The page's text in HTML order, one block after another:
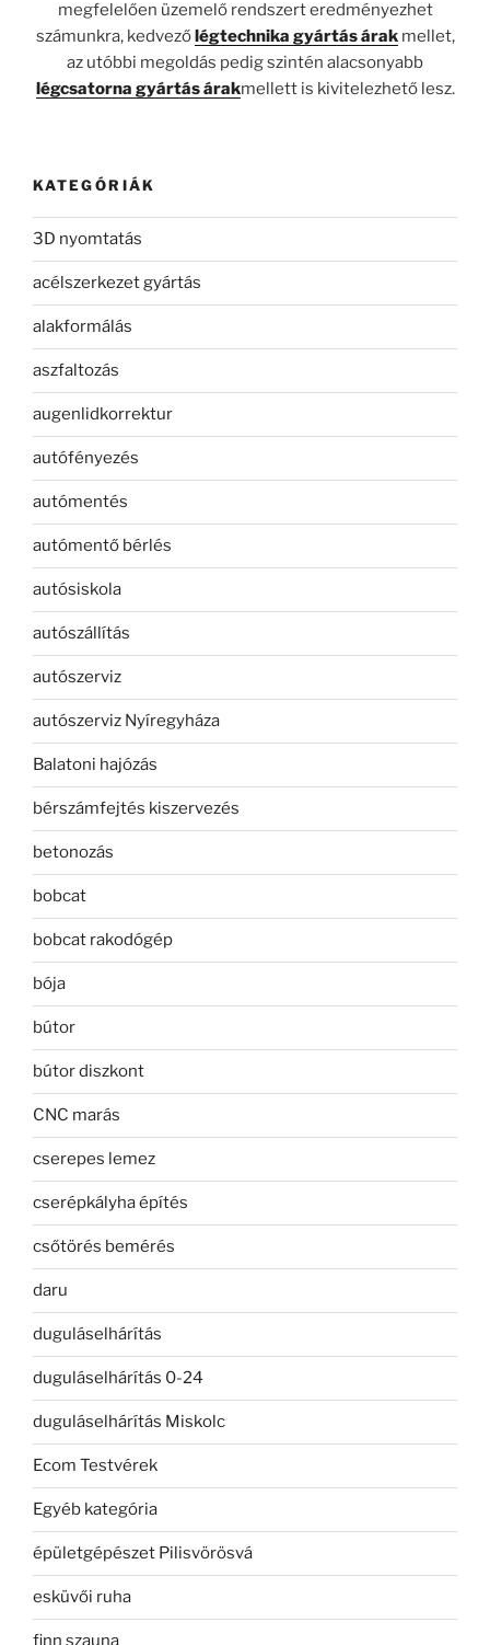
megfelelően üzemelő rendszert eredményezhet
számunkra, kedvezőlégtechnika gyártás árakmellet,
az utóbbi megoldás pedig szintén alacsonyabb
légcsatorna gyártás árakmellett is kivitelezhető lesz.
KATEGÓRIÁK
3D nyomtatás
acélszerkezet gyártás
alakformálás
aszfaltozás
augenlidkorrektur
autófényezés
autómentés
autómentő bérlés
autósiskola
autószállítás
autószerviz
autószerviz Nyíregyháza
Balatoni hajózás
bérszámfejtés kiszervezés
betonozás
bobcat
bobcat rakodógép
bója
bútor
bútor diszkont
CNC marás
cserepes lemez
cserépkályha építés
csőtörés bemérés
daru
duguláselhárítás
duguláselhárítás 0-24
duguláselhárítás Miskolc
Ecom Testvérek
Egyéb kategória
épületgépészet Pilisvörösvá
esküvői ruha
finn szauna